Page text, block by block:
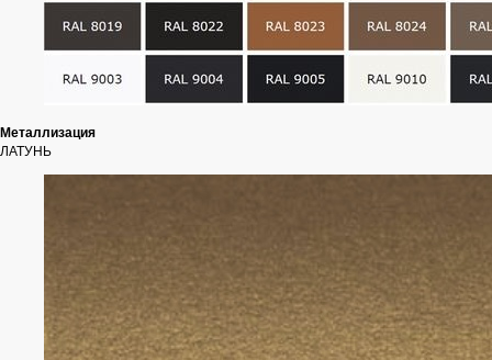
Металлизация
ЛАТУНЬ